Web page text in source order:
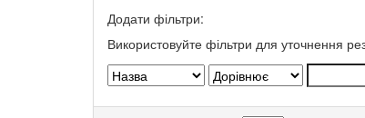
Додати фільтри:
Використовуйте фільтри для уточнення